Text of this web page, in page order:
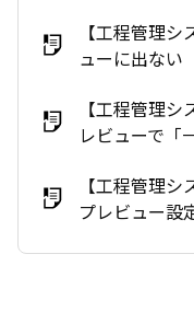
【工程管理
ューに出ない
【工程管理
レビューで「
【工程管理
プレビュー設